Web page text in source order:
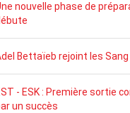
nouvelle phase de
Bettaïeb rejoint les
- ESK : Première sortie
un succès